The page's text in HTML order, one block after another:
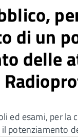
di un
delle
ed esami, per
potenziamento